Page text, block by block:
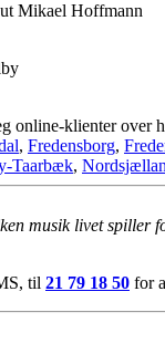
Mikael Hoffmann
online-klienter over
, Fredensborg,
Taarbæk,
musik livet spiller
til 21 79 18 50 for